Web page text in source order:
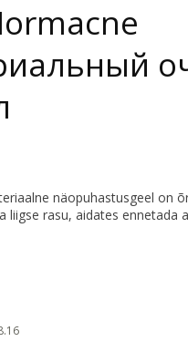
näopuhastusgeel on
liigse rasu, aidates ennetada